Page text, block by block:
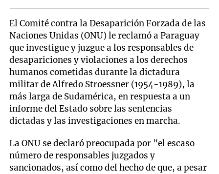
El Comité contra la Desaparición Forzada de las
Naciones Unidas (ONU) le reclamó a Paraguay
que investigue y juzgue a los responsables de
desapariciones y violaciones a los derechos
humanos cometidas durante la dictadura
militar de Alfredo Stroessner (1954-1989), la
más larga de Sudamérica, en respuesta a un
informe del Estado sobre las sentencias
dictadas y las investigaciones en marcha.
La ONU se declaró preocupada por "el escaso
número de responsables juzgados y
sancionados, así como del hecho de que, a pesar